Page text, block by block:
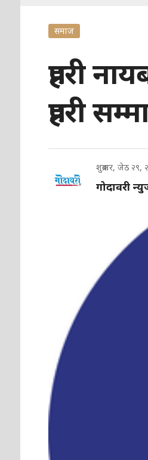
समाज
प्रहरी
प्रहरी
शुक्रबार, जेठ २९,
गोदावरी